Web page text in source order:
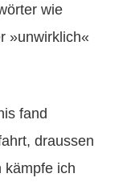
wie
»unwirklich«
fand
draussen
kämpfe ich